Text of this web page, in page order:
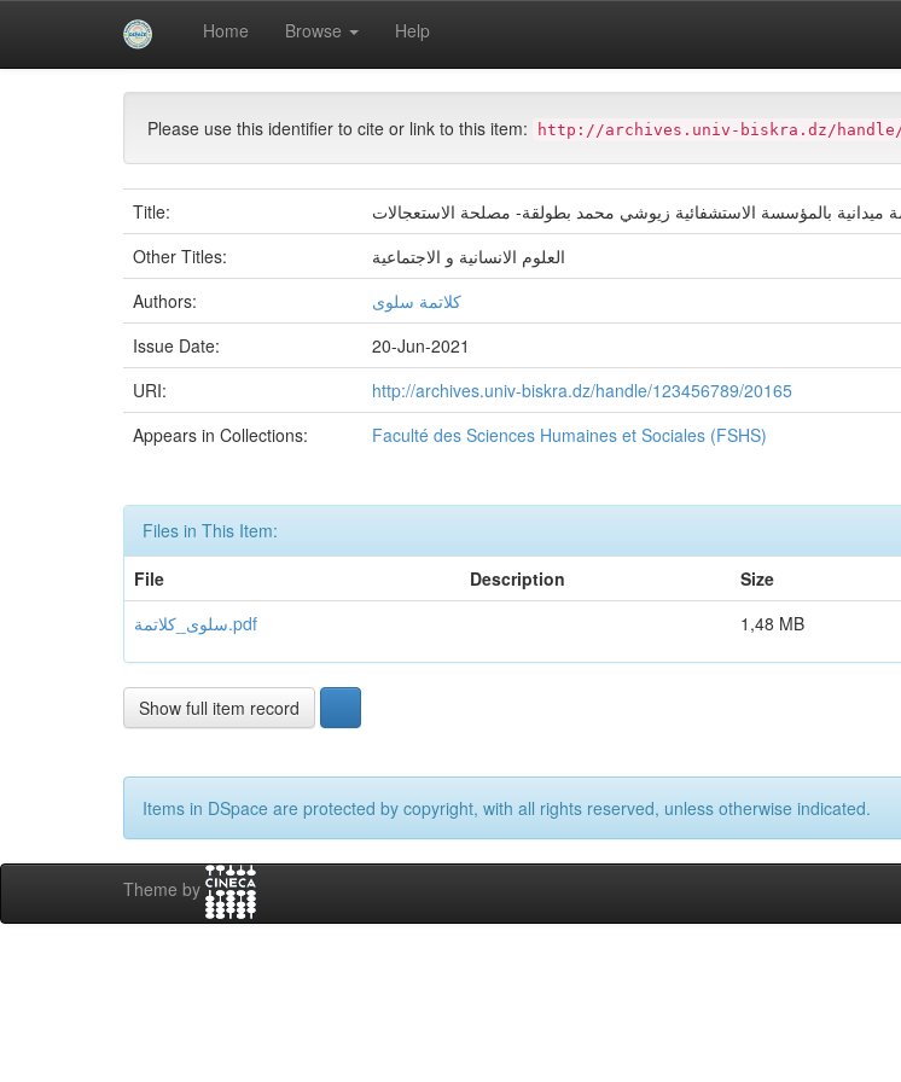
Home Browse Help
University of Biskra Repository Mémoires de Master
Please use this identifier to cite or link to this item: http://archives.univ-biskra.dz/handle/
Title:
ميدانية بالمؤسسة الاستشفائية زيوشي محمد بطولقة- مصلحة الاستعجالات
Other Titles:
العلوم الانسانية و الاجتماعية
Authors:
كلاتمة سلوى
Issue Date:
20-Jun-2021
URI:
http://archives.univ-biskra.dz/handle/123456789/20165
Appears in Collections:
Faculté des Sciences Humaines et Sociales (FSHS)
Files in This Item:
File
Description Size
سلوى_كلاتمة.pdf
1,48 MB
Show full item record
Items in DSpace are protected by copyright, with all rights reserved, unless otherwise indicated.
Theme by